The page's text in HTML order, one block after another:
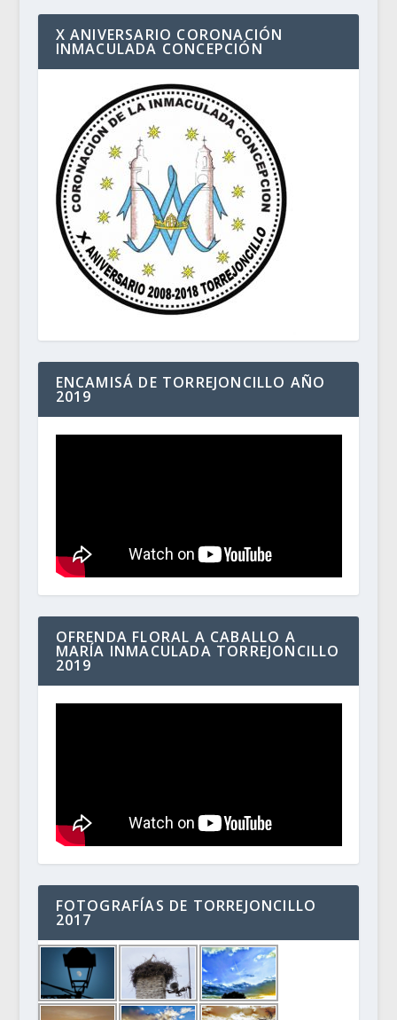
X ANIVERSARIO CORONACIÓN
INMACULADA CONCEPCIÓN
ENCAMISÁ DE TORREJONCILLO AÑO
2019
OFRENDA FLORAL A CABALLO A
MARÍA INMACULADA TORREJONCILLO
2019
FOTOGRAFÍAS DE TORREJONCILLO
2017